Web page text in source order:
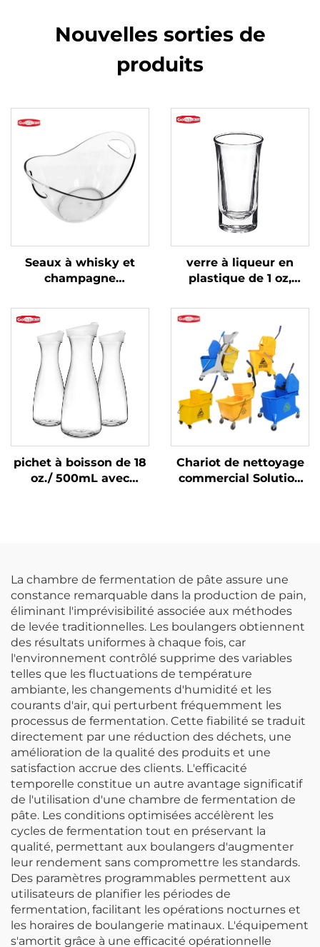
Nouvelles sorties de
produits
Seaux à whisky et
champagne
de fête en plein air de
discothèque seau à
glace en plastique
pour vin et bière
verre à liqueur en
plastique de 1 oz,
transparent, DR3037
pichet à boisson de 18
oz./ 500mL avec
Chariot de nettoyage
commercial Solution
La chambre de fermentation de pâte assure une
constance remarquable dans la production de pain,
éliminant l'imprévisibilité associée aux méthodes
de levée traditionnelles. Les boulangers obtiennent
des résultats uniformes à chaque fois, car
l'environnement contrôlé supprime des variables
telles que les fluctuations de température
ambiante, les changements d'humidité et les
courants d'air, qui perturbent fréquemment les
processus de fermentation. Cette fiabilité se traduit
directement par une réduction des déchets, une
amélioration de la qualité des produits et une
satisfaction accrue des clients. L'efficacité
temporelle constitue un autre avantage significatif
de l'utilisation d'une chambre de fermentation de
pâte. Les conditions optimisées accélèrent les
cycles de fermentation tout en préservant la
qualité, permettant aux boulangers d'augmenter
leur rendement sans compromettre les standards.
Des paramètres programmables permettent aux
utilisateurs de planifier les périodes de
fermentation, facilitant les opérations nocturnes et
les horaires de boulangerie matinaux. L'équipement
s'amortit grâce à une efficacité opérationnelle